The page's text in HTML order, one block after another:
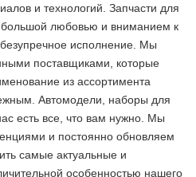
и технологий. Запчасти для
большой любовью и вниманием к
исполнение. Мы
поставщиками, которые
из ассортимента
Автомодели, наборы для
есть все, что вам нужно. Мы
и постоянно обновляем
самые актуальные и
особенностью нашего
2 недели